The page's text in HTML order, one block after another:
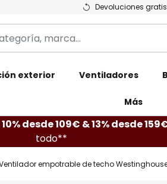
Devoluciones
exterior Ventiladores
Más
10% desde 109€ & 13% desde
todo**
empotrable de techo